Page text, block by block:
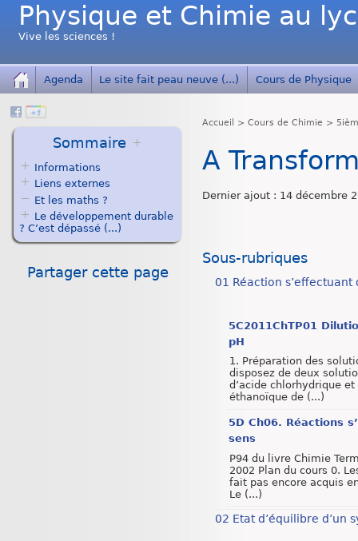
Physique et Chimie au
Vive les sciences !
Agenda Le site fait peau neuve (...) Cours de Physique
Accueil >Cours de Chimie >
A
Dernier ajout : 14 décembre
Sous-rubriques
01 Réaction s’effectuant
5C2011ChTP01
pH
1. Préparation des
disposez de deux
d’acide chlorhydrique et
éthanoïque de (...)
5D Ch06. Réactions
sens
P94 du livre Chimie
2002 Plan du cours 0.
fait pas encore acquis
Le (...)
02 Etat d’équilibre d’un
Sommaire
Informations
Liens externes
Et les maths ?
Le développement durable
? C’est dépassé (...)
Partager cette page